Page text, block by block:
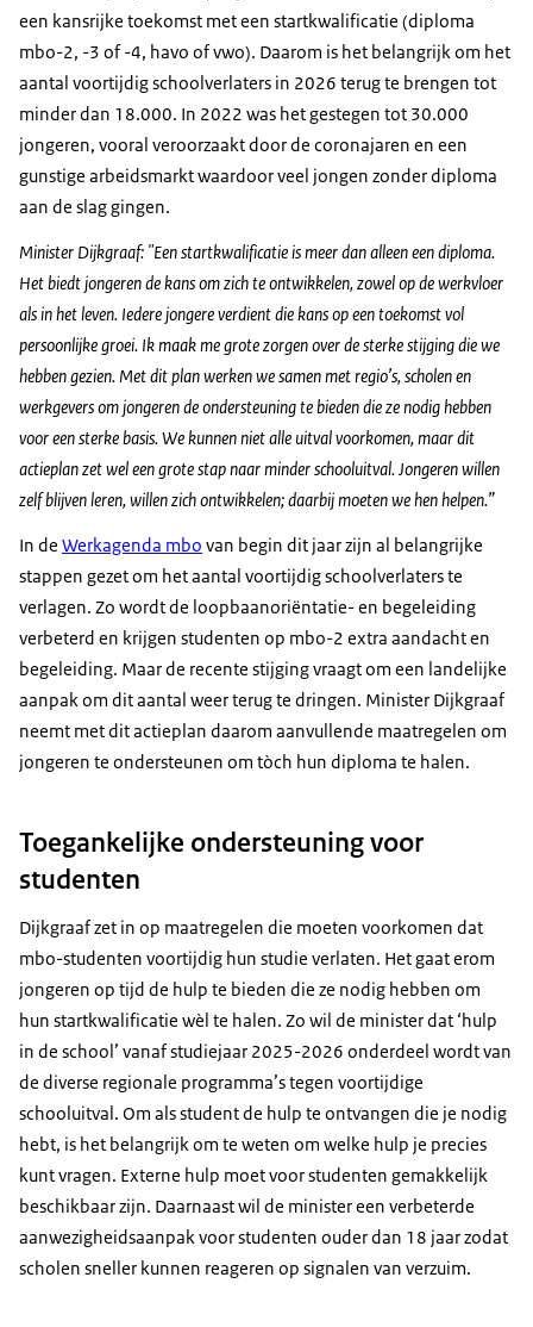
een kansrijke toekomst met een startkwalificatie (diploma
mbo-2, -3 of -4, havo of vwo). Daarom is het belangrijk om het
aantal voortijdig schoolverlaters in 2026 terug te brengen tot
minder dan 18.000. In 2022 was het gestegen tot 30.000
jongeren, vooral veroorzaakt door de coronajaren en een
gunstige arbeidsmarkt waardoor veel jongen zonder diploma
aan de slag gingen.
Minister Dijkgraaf: "Een startkwalificatie is meer dan alleen een diploma.
Het biedt jongeren de kans om zich te ontwikkelen, zowel op de werkvloer
als in het leven. Iedere jongere verdient die kans op een toekomst vol
persoonlijke groei. Ik maak me grote zorgen over de sterke stijging die we
hebben gezien. Met dit plan werken we samen met regio’s, scholen en
werkgevers om jongeren de ondersteuning te bieden die ze nodig hebben
voor een sterke basis. We kunnen niet alle uitval voorkomen, maar dit
actieplan zet wel een grote stap naar minder schooluitval. Jongeren willen
zelf blijven leren, willen zich ontwikkelen; daarbij moeten we hen helpen.”
In de Werkagenda mbo van begin dit jaar zijn al belangrijke
stappen gezet om het aantal voortijdig schoolverlaters te
verlagen. Zo wordt de loopbaanoriëntatie- en begeleiding
verbeterd en krijgen studenten op mbo-2 extra aandacht en
begeleiding. Maar de recente stijging vraagt om een landelijke
aanpak om dit aantal weer terug te dringen. Minister Dijkgraaf
neemt met dit actieplan daarom aanvullende maatregelen om
jongeren te ondersteunen om tòch hun diploma te halen.
Toegankelijke ondersteuning voor
studenten
Dijkgraaf zet in op maatregelen die moeten voorkomen dat
mbo-studenten voortijdig hun studie verlaten. Het gaat erom
jongeren op tijd de hulp te bieden die ze nodig hebben om
hun startkwalificatie wèl te halen. Zo wil de minister dat ‘hulp
in de school’ vanaf studiejaar 2025-2026 onderdeel wordt van
de diverse regionale programma’s tegen voortijdige
schooluitval. Om als student de hulp te ontvangen die je nodig
hebt, is het belangrijk om te weten om welke hulp je precies
kunt vragen. Externe hulp moet voor studenten gemakkelijk
beschikbaar zijn. Daarnaast wil de minister een verbeterde
aanwezigheidsaanpak voor studenten ouder dan 18 jaar zodat
scholen sneller kunnen reageren op signalen van verzuim.